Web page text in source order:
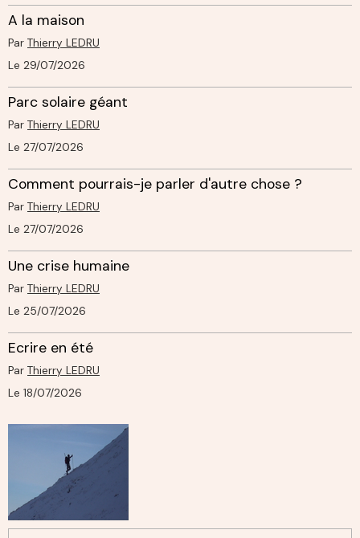
A la maison
Par Thierry LEDRU
Le 29/07/2026
Parc solaire géant
Par Thierry LEDRU
Le 27/07/2026
Comment pourrais-je parler d'autre chose ?
Par Thierry LEDRU
Le 27/07/2026
Une crise humaine
Par Thierry LEDRU
Le 25/07/2026
Ecrire en été
Par Thierry LEDRU
Le 18/07/2026